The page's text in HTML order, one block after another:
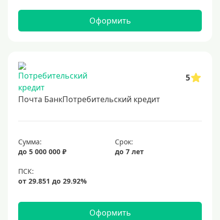
2 миллиона
2500000 руб
3500000 руб
4 миллиона
4500000 руб
5500000 руб
6 млн
6500000 руб
7 миллионов
8 миллионов
9000000 руб
Оформить
5
Почта БанкПотребительский кредит
Сумма:
до 5 000 000 ₽
Срок:
до 7 лет
Оформить